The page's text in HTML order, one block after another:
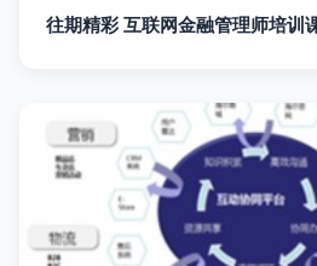
往期精彩 互联网金融管理师培训